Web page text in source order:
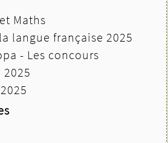
Maths
langue française 2025
- Les concours